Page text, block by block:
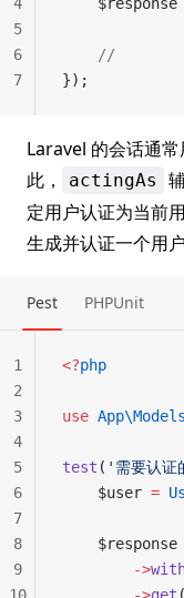
    //
});
5
6
7
Laravel 的会话通
此，
actingAs
定用户认证为当前
生成并认证一个用户
Pest PHPUnit
<?php
use
test ( '需要认证
    $user
=
    $response
        ->
1
2
3
4
5
6
7
8
9